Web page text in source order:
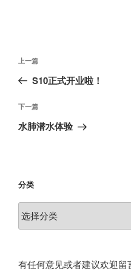
文
导
航
上
一
文
章
上一篇
S10正式开业啦！
下
一
下一篇
水肺潜水体验
分类
分
类
有任何意见或者建议欢迎